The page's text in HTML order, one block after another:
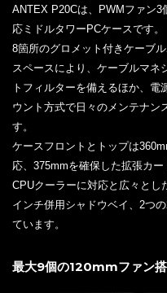
ANTEX P20Cは、PWMファン
応ミドルタワーPCケースです。
8箇所のグロメット付きケーブ
スペースにより、ケーブルマネ
トフィルターを備えるほか、
ウント方式で日々のメンテナン
す。
ケースフロントとトップは
応、375mmを確保した拡張カ
CPUクーラーに対応と広々とし
インチ併用シャドウベイ、2つ
ています。
最大9個の120mmファン